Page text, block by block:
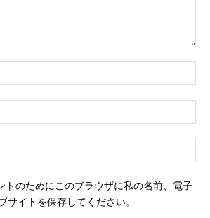
前
メ
ー
ェ
トのためにこのブラウザに私の名前、電子
サイトを保存してください。